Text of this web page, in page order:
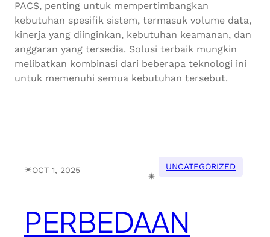
PACS, penting untuk mempertimbangkan
kebutuhan spesifik sistem, termasuk volume data,
kinerja yang diinginkan, kebutuhan keamanan, dan
anggaran yang tersedia. Solusi terbaik mungkin
melibatkan kombinasi dari beberapa teknologi ini
untuk memenuhi semua kebutuhan tersebut.
✴︎OCT 1, 2025
✴︎
UNCATEGORIZED
PERBEDAAN